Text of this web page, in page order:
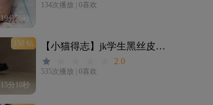
19分26秒
134次播放 0喜欢
150 钻
15分10秒
【小猫得志】jk学生黑丝皮鞋踩乌龟
2.0
535次播放 0喜欢